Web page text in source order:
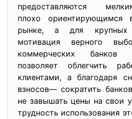
предоставляются
плохо ориентирующимся
рынке, а для крупных
мотивация верного
коммерческих банков
позволяет облегчить
клиентами, а благодаря
взносов— сократить
не завышать цены на свои
трудность использования